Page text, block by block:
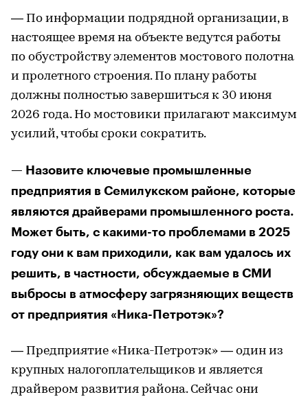
— По информации подрядной организации, в
настоящее время на объекте ведутся работы
по обустройству элементов мостового полотна
и пролетного строения. По плану работы
должны полностью завершиться к 30 июня
2026 года. Но мостовики прилагают максимум
усилий, чтобы сроки сократить.
— Назовите ключевые промышленные
предприятия в Семилукском районе, которые
являются драйверами промышленного роста.
Может быть, с какими-то проблемами в 2025
году они к вам приходили, как вам удалось их
решить, в частности, обсуждаемые в СМИ
выбросы в атмосферу загрязняющих веществ
от предприятия «Ника-Петротэк»?
— Предприятие «Ника-Петротэк» — один из
крупных налогоплательщиков и является
драйвером развития района. Сейчас они